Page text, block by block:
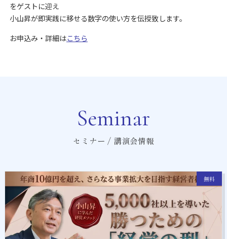
をゲストに迎え
小山昇が即実践に移せる数字の使い方を伝授致します。
お申込み・詳細はこちら
Seminar
セミナー / 講演会情報
無料